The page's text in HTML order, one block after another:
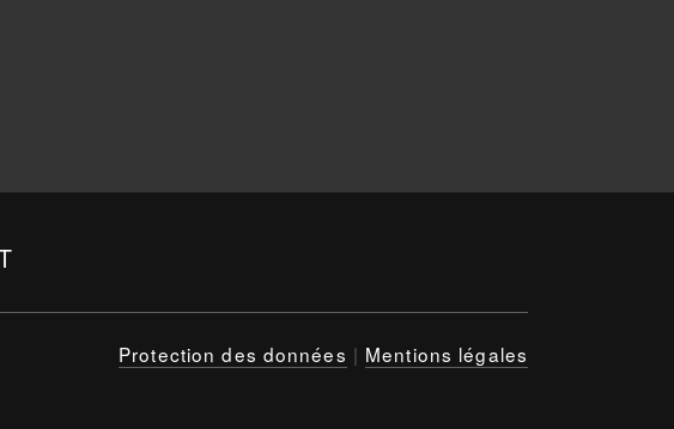
Protection des données | Mentions légales